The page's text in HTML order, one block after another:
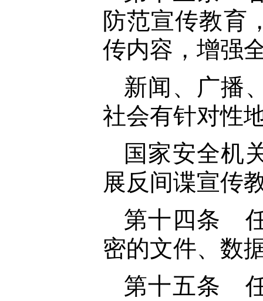
防范宣传教育
传内容，增强
新闻、广播
社会有针对性
国家安全机
展反间谍宣传
第十四条
密的文件、数
第十五条